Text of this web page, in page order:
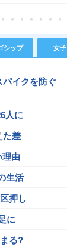
シップ 女子
イクを防ぐ
人に
た差
由
生活
押し
に
る?